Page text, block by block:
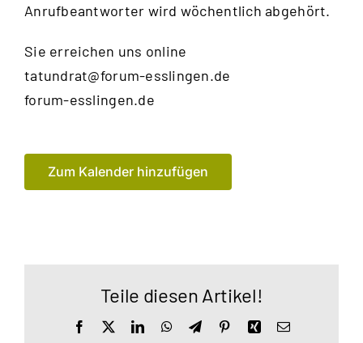
Anrufbeantworter wird wöchentlich abgehört.
Sie erreichen uns online
tatundrat@forum-esslingen.de
forum-esslingen.de
Zum Kalender hinzufügen
Teile diesen Artikel!
Facebook LinkedInWhatsApp
TelegramPinterestXingE-